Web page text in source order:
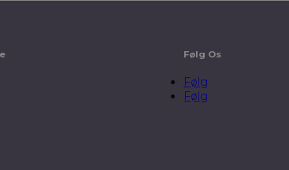
Følg Os
Følg
Følg